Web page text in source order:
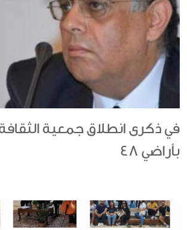
في ذكرى انطلاق جمعية الثقافة
بأراضي 48